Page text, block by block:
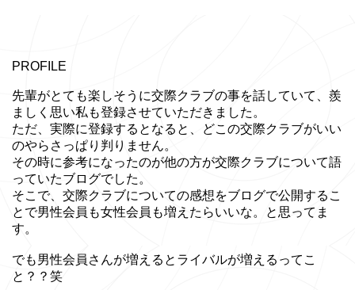
PROFILE
先輩がとても楽しそうに交際クラブの事を話していて、羨
ましく思い私も登録させていただきました。
ただ、実際に登録するとなると、どこの交際クラブがいい
のやらさっぱり判りません。
その時に参考になったのが他の方が交際クラブについて語
っていたブログでした。
そこで、交際クラブについての感想をブログで公開するこ
とで男性会員も女性会員も増えたらいいな。と思ってま
す。
でも男性会員さんが増えるとライバルが増えるってこ
と？？笑